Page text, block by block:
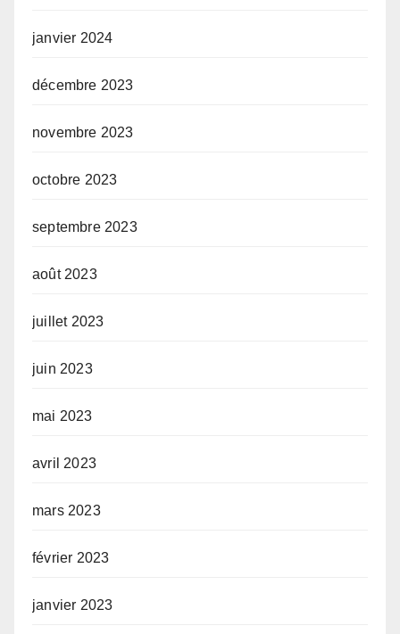
janvier 2024
décembre 2023
novembre 2023
octobre 2023
septembre 2023
août 2023
juillet 2023
juin 2023
mai 2023
avril 2023
mars 2023
février 2023
janvier 2023